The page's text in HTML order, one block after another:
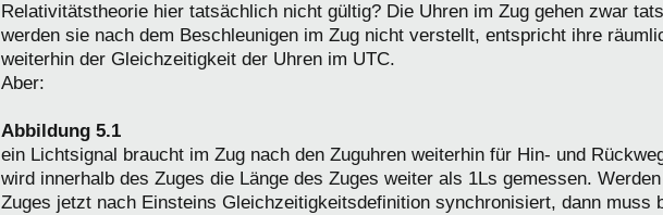
Relativitätstheorie hier tatsächlich nicht gültig? Die Uhren im Zug gehen zwar
werden sie nach dem Beschleunigen im Zug nicht verstellt, entspricht ihre
weiterhin der Gleichzeitigkeit der Uhren im UTC.
Aber:
Abbildung 5.1
ein Lichtsignal braucht im Zug nach den Zuguhren weiterhin für Hin- und
wird innerhalb des Zuges die Länge des Zuges weiter als 1Ls gemessen.
Zuges jetzt nach Einsteins Gleichzeitigkeits­definition synchronisiert, dann muss